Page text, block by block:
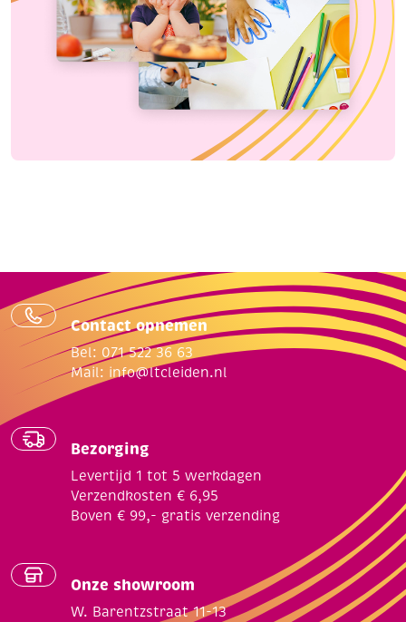
Contact opnemen
Bel: 071 522 36 63
Mail: info@ltcleiden.nl
Bezorging
Levertijd 1 tot 5 werkdagen
Verzendkosten € 6,95
Boven € 99,- gratis verzending
Onze showroom
W. Barentzstraat 11-13